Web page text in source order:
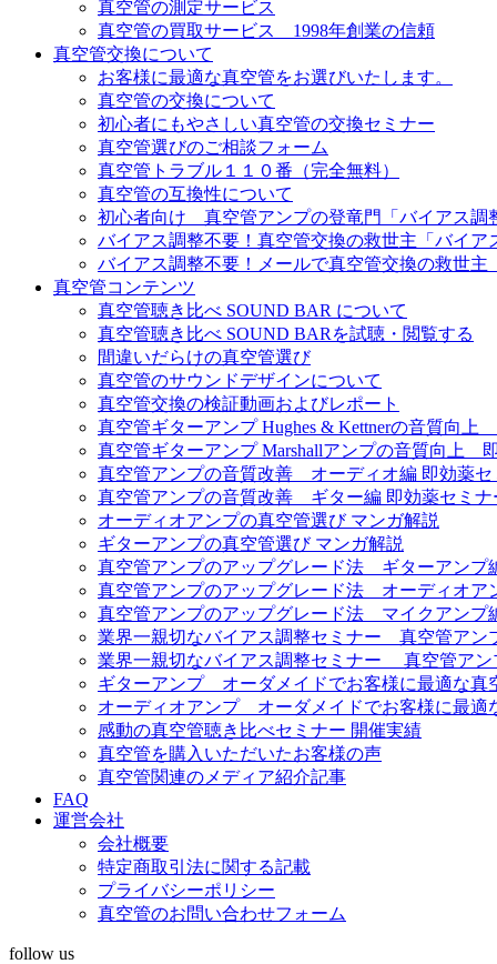
真空管の測定サービス
真空管の買取サービス 1998年創業の信頼
真空管交換について
お客様に最適な真空管をお選びいたします。
真空管の交換について
初心者にもやさしい真空管の交換セミナー
真空管選びのご相談フォーム
真空管トラブル１１０番（完全無料）
真空管の互換性について
初心者向け 真空管アンプの登竜門「バイアス調
バイアス調整不要！真空管交換の救世主「バイア
バイアス調整不要！メールで真空管交換の救世
真空管コンテンツ
真空管聴き比べ SOUND BAR について
真空管聴き比べ SOUND BARを試聴・閲覧する
間違いだらけの真空管選び
真空管のサウンドデザインについて
真空管交換の検証動画およびレポート
真空管ギターアンプ Hughes & Kettnerの音質向
真空管ギターアンプ Marshallアンプの音質向上
真空管アンプの音質改善 オーディオ編 即効薬セ
真空管アンプの音質改善 ギター編 即効薬セミナ
オーディオアンプの真空管選び マンガ解説
ギターアンプの真空管選び マンガ解説
真空管アンプのアップグレード法 ギターアンプ
真空管アンプのアップグレード法 オーディオア
真空管アンプのアップグレード法 マイクアンプ
業界一親切なバイアス調整セミナー 真空管アン
業界一親切なバイアス調整セミナー 真空管アン
ギターアンプ オーダメイドでお客様に最適な真
オーディオアンプ オーダメイドでお客様に最適
感動の真空管聴き比べセミナー 開催実績
真空管を購入いただいたお客様の声
真空管関連のメディア紹介記事
FAQ
運営会社
会社概要
特定商取引法に関する記載
プライバシーポリシー
真空管のお問い合わせフォーム
follow us